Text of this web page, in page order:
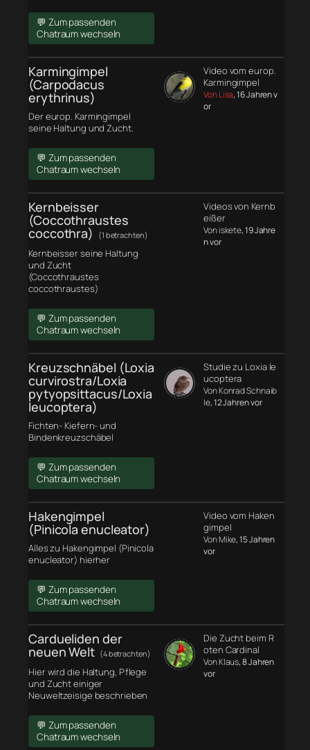
💬 Zum passenden
Chatraum wechseln
Karmingimpel
(Carpodacus
erythrinus)
Der europ. Karmingimpel
seine Haltung und Zucht.
💬 Zum passenden
Chatraum wechseln
Video vom europ.
Karmingimpel
Von Lisa, 16 Jahren v
or
Kernbeisser
(Coccothraustes
coccothra) (1 betrachten)
Kernbeisser seine Haltung
und Zucht
(Coccothraustes
coccothraustes)
💬 Zum passenden
Chatraum wechseln
Videos von Kernb
eißer
Von iskete, 19 Jahre
n vor
Kreuzschnäbel (Loxia
curvirostra/Loxia
pytyopsittacus/Loxia
leucoptera)
Fichten- Kiefern- und
Bindenkreuzschäbel
💬 Zum passenden
Chatraum wechseln
Studie zu Loxia le
ucoptera
Von Konrad Schnaib
le, 12 Jahren vor
Hakengimpel
(Pinicola enucleator)
Alles zu Hakengimpel (Pinicola
enucleator) hierher
💬 Zum passenden
Chatraum wechseln
Video vom Haken
gimpel
Von Mike, 15 Jahren
vor
Cardueliden der
neuen Welt (4 betrachten)
Hier wird die Haltung, Pflege
und Zucht einiger
Neuweltzeisige beschrieben
💬 Zum passenden
Chatraum wechseln
Die Zucht beim R
oten Cardinal
Von Klaus, 8 Jahren
vor